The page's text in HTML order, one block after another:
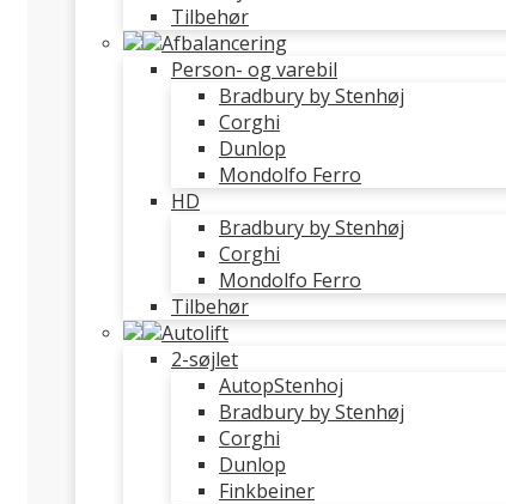
Tilbehør
Afbalancering
Person- og varebil
Bradbury by Stenhøj
Corghi
Dunlop
Mondolfo Ferro
HD
Bradbury by Stenhøj
Corghi
Mondolfo Ferro
Tilbehør
Autolift
2-søjlet
AutopStenhoj
Bradbury by Stenhøj
Corghi
Dunlop
Finkbeiner